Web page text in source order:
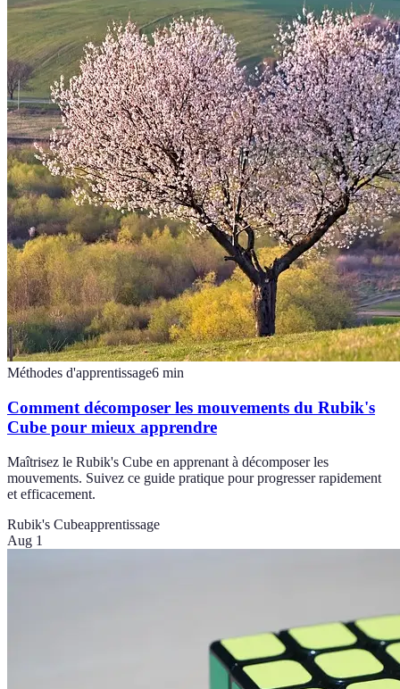
Méthodes d'apprentissage6 min
Comment décomposer les mouvements du Rubik's
Cube pour mieux apprendre
Maîtrisez le Rubik's Cube en apprenant à décomposer les
mouvements. Suivez ce guide pratique pour progresser rapidement
et efficacement.
Rubik's Cubeapprentissage
Aug 1